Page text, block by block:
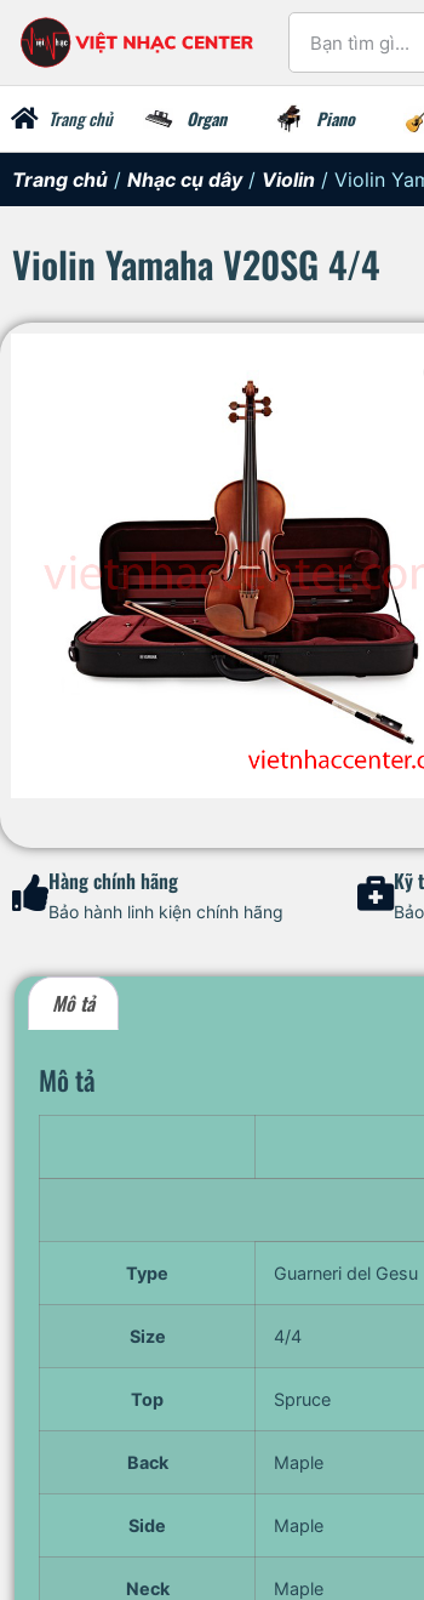
Trang chủ Organ Piano
Trang chủ / Nhạc cụ dây/ Violin / Violin
Violin Yamaha V20SG 4/4
Hàng chính hãng
Bảo hành linh kiện chính hãng
Kỹ
Mô tả
Mô tả
Type Guarneri del Gesu
Size 4/4
Top Spruce
Back Maple
Side Maple
Neck Maple